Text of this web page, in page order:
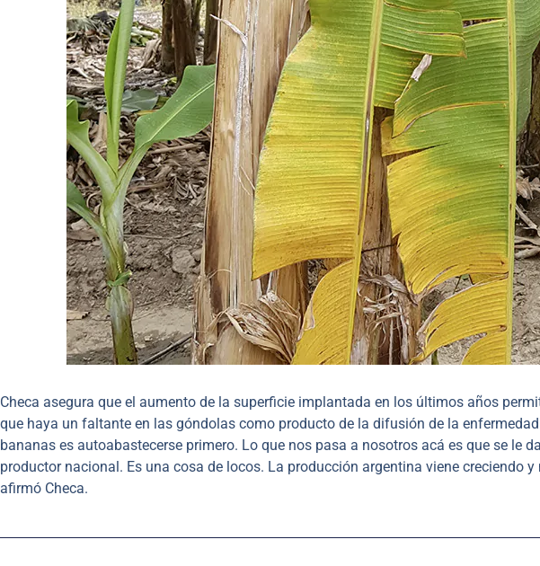
Checa asegura que el aumento de la superficie implantada en los últimos años
que haya un faltante en las góndolas como producto de la difusión de la
bananas es autoabastecerse primero. Lo que nos pasa a nosotros acá es que se le
productor nacional. Es una cosa de locos. La producción argentina viene creciendo
afirmó Checa.